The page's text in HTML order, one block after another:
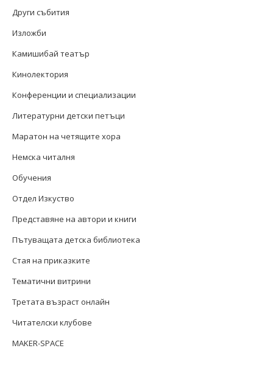
Други събития
Изложби
Камишибай театър
Кинолектория
Конференции и специализации
Литературни детски петъци
Маратон на четящите хора
Немска читалня
Обучения
Отдел Изкуство
Представяне на автори и книги
Пътуващата детска библиотека
Стая на приказките
Тематични витрини
Третата възраст онлайн
Читателски клубове
MAKER-SPACE